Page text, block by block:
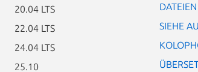
20.04 LTS
22.04 LTS
24.04 LTS
25.10
DATEIEN
SIEHE